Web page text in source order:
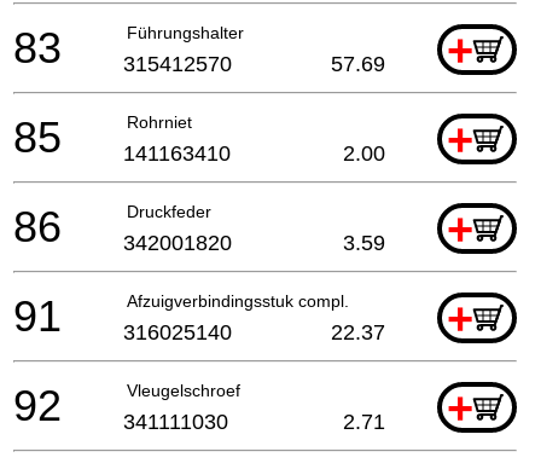
Führungshalter +
83 315412570 57.69
Rohrniet +
85 141163410 2.00
Druckfeder +
86 342001820 3.59
Afzuigverbindingsstuk compl. +
91 316025140 22.37
Vleugelschroef +
92 341111030 2.71